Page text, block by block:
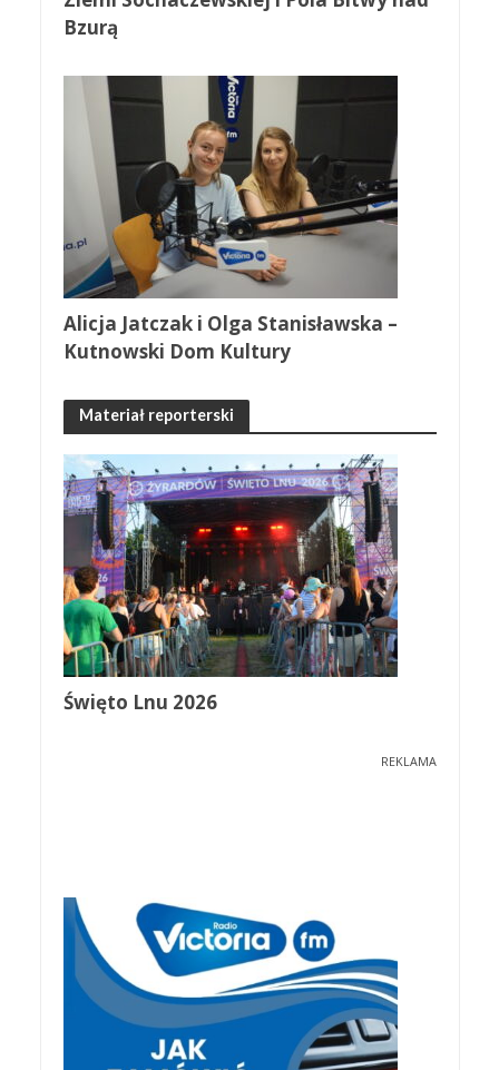
Bzurą
Alicja Jatczak i Olga Stanisławska –
Kutnowski Dom Kultury
Materiał reporterski
Święto Lnu 2026
REKLAMA